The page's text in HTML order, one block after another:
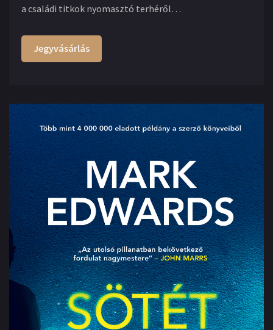
a családi titkok nyomasztó terhéről…
Jegyvásárlás